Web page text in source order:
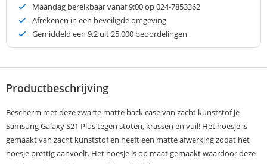
Maandag bereikbaar vanaf 9:00 op 024-7853362
Afrekenen in een beveiligde omgeving
Gemiddeld een 9.2 uit 25.000 beoordelingen
Productbeschrijving
Bescherm met deze zwarte matte back case van zacht kunststof je
Samsung Galaxy S21 Plus tegen stoten, krassen en vuil! Het hoesje is
gemaakt van zacht kunststof en heeft een matte afwerking zodat het
hoesje prettig aanvoelt. Het hoesje is op maat gemaakt waardoor deze